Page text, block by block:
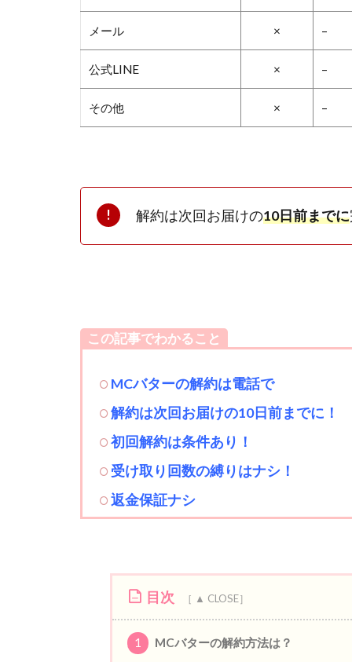
メール × –
公式LINE × –
その他 × –
解約は次回お届けの10日前までに
この記事でわかること
MCバターの解約は電話で
解約は次回お届けの10日前までに！
初回解約は条件あり！
受け取り回数の縛りはナシ！
返金保証ナシ
目次
1
MCバターの解約方法は？